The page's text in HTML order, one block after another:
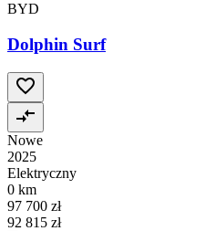
BYD
Dolphin Surf
Nowe
2025
Elektryczny
0 km
97 700 zł
92 815 zł